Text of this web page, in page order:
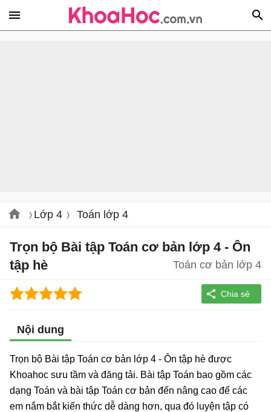
Lớp 4 Toán lớp 4
Trọn bộ Bài tập Toán cơ bản lớp 4 - Ôn
tập hè
Toán cơ bản lớp 4
Nội dung
Trọn bộ Bài tập Toán cơ bản lớp 4 - Ôn tập hè được
Khoahoc sưu tầm và đăng tải. Bài tập Toán bao gồm các
dạng Toán và bài tập Toán cơ bản đến nâng cao để các
em nắm bắt kiến thức dễ dàng hơn, qua đó luyện tập có